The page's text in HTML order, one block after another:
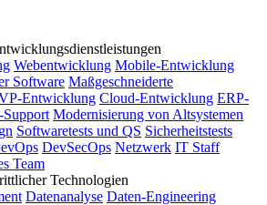
Webentwicklung Mobile-Entwicklung
Software Maßgeschneiderte
Entwicklung Cloud-Entwicklung ERP-
Modernisierung von Altsystemen
Softwaretests und QS Sicherheitstests
DevSecOps Netzwerk IT Staff
Team
Technologien
Datenanalyse Daten-Engineering